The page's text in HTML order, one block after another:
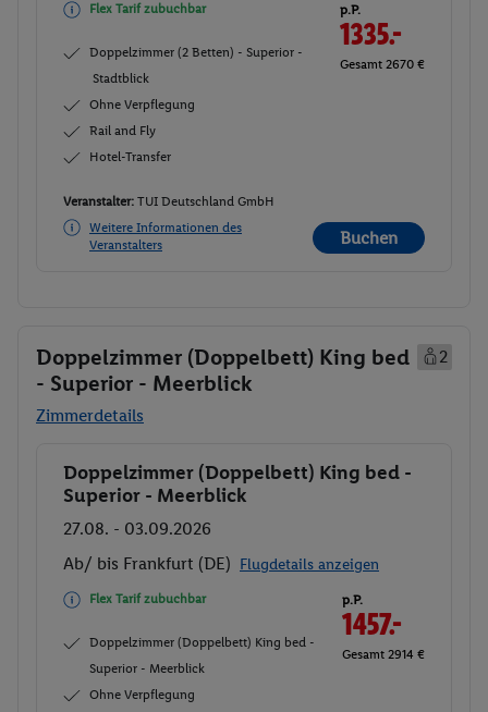
Flex Tarif zubuchbar
Doppelzimmer (2 Betten) - Superior -
Stadtblick
Ohne Verpflegung
Rail and Fly
Hotel-Transfer
p.P.
1335.-
Gesamt 2670 €
Veranstalter: TUI Deutschland GmbH
Weitere Informationen des
Veranstalters
Buchen
Doppelzimmer (Doppelbett) King bed
- Superior - Meerblick
2
Zimmerdetails
Buchen
Doppelzimmer (Doppelbett) King bed -
Superior - Meerblick
27.08. - 03.09.2026
Ab/ bis Frankfurt (DE) Flugdetails anzeigen
Flex Tarif zubuchbar
Doppelzimmer (Doppelbett) King bed -
Superior - Meerblick
Ohne Verpflegung
p.P.
1457.-
Gesamt 2914 €